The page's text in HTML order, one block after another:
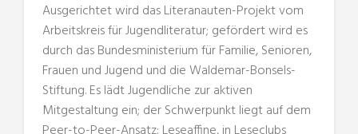
Ausgerichtet wird das Literanauten-Projekt vom
Arbeitskreis für Jugendliteratur; gefördert wird es
durch das Bundesministerium für Familie, Senioren,
Frauen und Jugend und die Waldemar-Bonsels-
Stiftung. Es lädt Jugendliche zur aktiven
Mitgestaltung ein; der Schwerpunkt liegt auf dem